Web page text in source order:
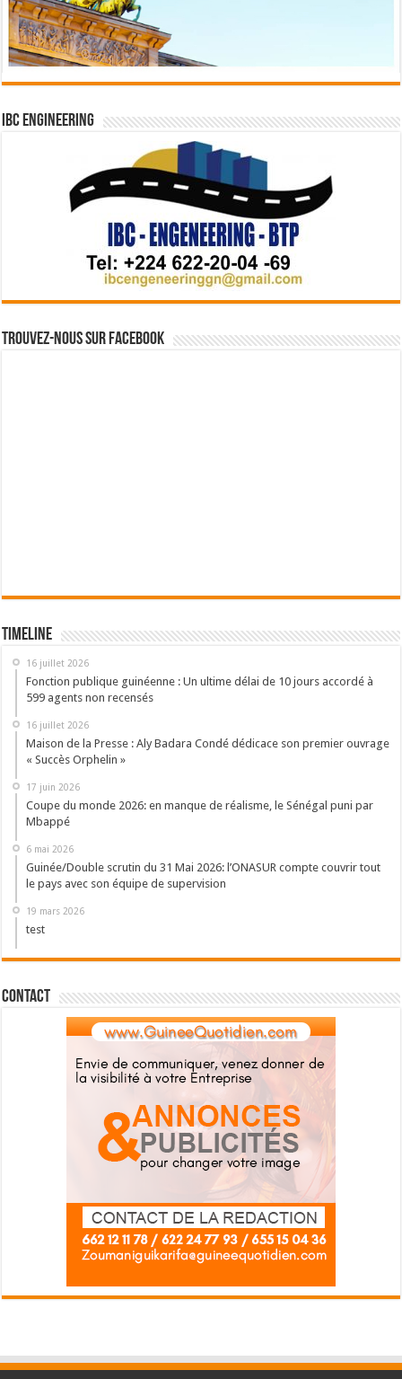
IBC Engineering
Trouvez-nous sur Facebook
Timeline
16 juillet 2026
Fonction publique guinéenne : Un ultime délai de 10 jours accordé à
599 agents non recensés
16 juillet 2026
Maison de la Presse : Aly Badara Condé dédicace son premier ouvrage
« Succès Orphelin »
17 juin 2026
Coupe du monde 2026: en manque de réalisme, le Sénégal puni par
Mbappé
6 mai 2026
Guinée/Double scrutin du 31 Mai 2026: l’ONASUR compte couvrir tout
le pays avec son équipe de supervision
19 mars 2026
test
Contact